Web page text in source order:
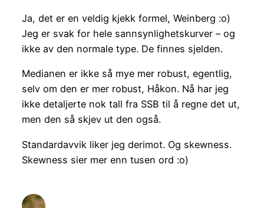
Ja, det er en veldig kjekk formel, Weinberg :o)
Jeg er svak for hele sannsynlighetskurver – og
ikke av den normale type. De finnes sjelden.
Medianen er ikke så mye mer robust, egentlig,
selv om den er mer robust, Håkon. Nå har jeg
ikke detaljerte nok tall fra SSB til å regne det ut,
men den så skjev ut den også.
Standardavvik liker jeg derimot. Og skewness.
Skewness sier mer enn tusen ord :o)